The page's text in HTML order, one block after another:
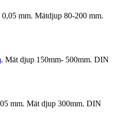
0,05 mm. Mätdjup 80-200 mm.
. Mät djup 150mm- 500mm. DIN
mm. Mät djup 300mm. DIN